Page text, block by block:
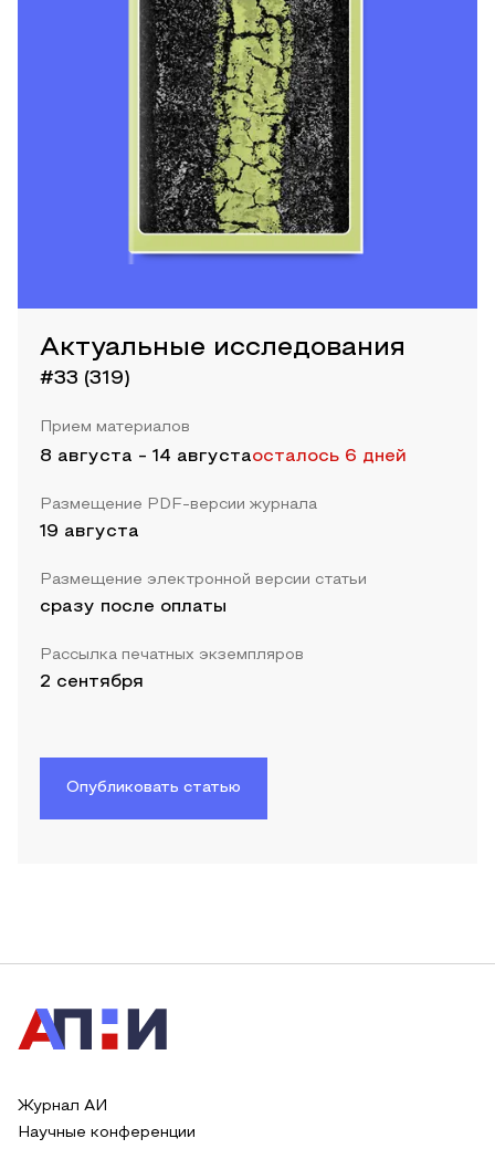
Актуальные исследования
#33 (319)
Прием материалов
8 августа - 14 августаосталось 6 дней
Размещение PDF-версии журнала
19 августа
Размещение электронной версии статьи
сразу после оплаты
Рассылка печатных экземпляров
2 сентября
Опубликовать статью
Журнал АИ
Научные конференции